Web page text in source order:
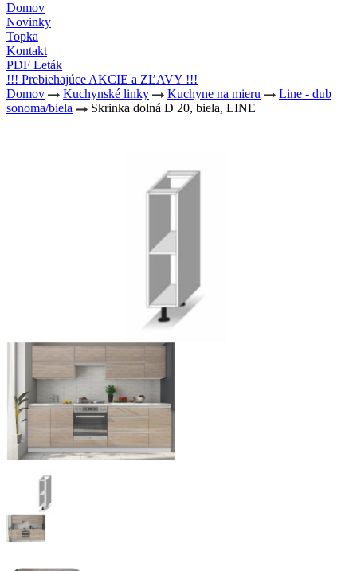
Domov
Novinky
Topka
Kontakt
PDF Leták
!!! Prebiehajúce AKCIE a ZĽAVY !!!
Domov
Kuchynské linky Kuchyne na mieru
Line - dub
sonoma/biela
Skrinka dolná D 20, biela, LINE